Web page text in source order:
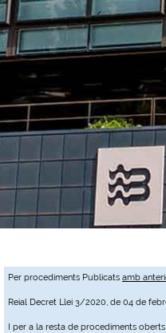
Per procediments Publicats amb
Reial Decret Llei 3/2020, de 04 de
I per a la resta de procediments